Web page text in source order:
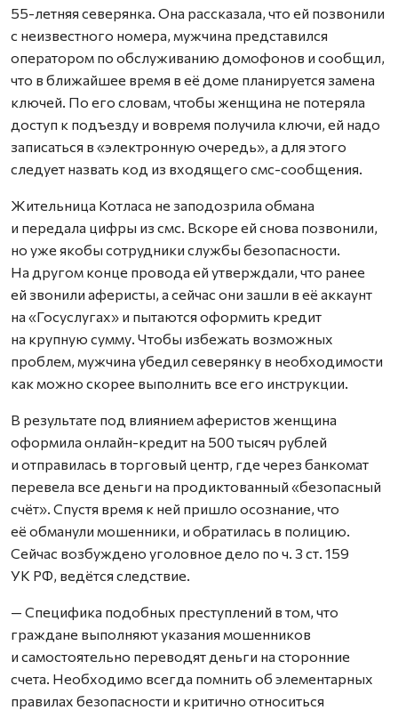
55-летняя северянка. Она рассказала, что ей позвонили
с неизвестного номера, мужчина представился
оператором по обслуживанию домофонов и сообщил,
что в ближайшее время в её доме планируется замена
ключей. По его словам, чтобы женщина не потеряла
доступ к подъезду и вовремя получила ключи, ей надо
записаться в «электронную очередь», а для этого
следует назвать код из входящего смс-сообщения.
Жительница Котласа не заподозрила обмана
и передала цифры из смс. Вскоре ей снова позвонили,
но уже якобы сотрудники службы безопасности.
На другом конце провода ей утверждали, что ранее
ей звонили аферисты, а сейчас они зашли в её аккаунт
на «Госуслугах» и пытаются оформить кредит
на крупную сумму. Чтобы избежать возможных
проблем, мужчина убедил северянку в необходимости
как можно скорее выполнить все его инструкции.
В результате под влиянием аферистов женщина
оформила онлайн-кредит на 500 тысяч рублей
и отправилась в торговый центр, где через банкомат
перевела все деньги на продиктованный «безопасный
счёт». Спустя время к ней пришло осознание, что
её обманули мошенники, и обратилась в полицию.
Сейчас возбуждено уголовное дело по ч. 3 ст. 159
УК РФ, ведётся следствие.
— Специфика подобных преступлений в том, что
граждане выполняют указания мошенников
и самостоятельно переводят деньги на сторонние
счета. Необходимо всегда помнить об элементарных
правилах безопасности и критично относиться